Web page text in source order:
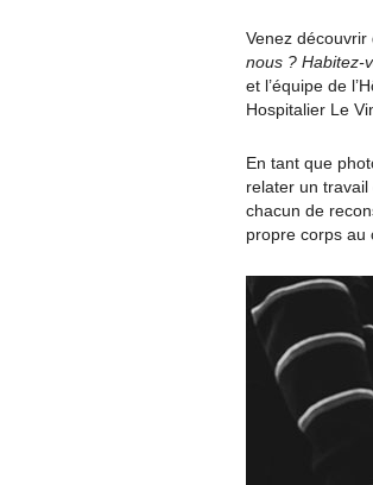
Venez
nous ? Habitez-
et l’équipe de
Hospitalier Le
En tant que
relater un
chacun de
propre corps au